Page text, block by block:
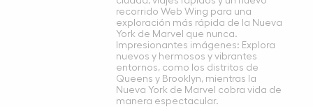
recorrido Web Wing para una
exploración más rápida de la Nueva
York de Marvel que nunca.
Impresionantes imágenes: Explora
nuevos y hermosos y vibrantes
entornos, como los distritos de
Queens y Brooklyn, mientras la
Nueva York de Marvel cobra vida de
manera espectacular.